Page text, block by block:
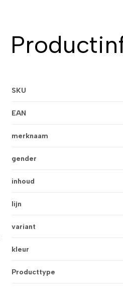
SKU
EAN
merknaam
gender
inhoud
lijn
variant
kleur
Producttype